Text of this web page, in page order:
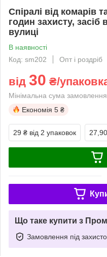
Спіралі від комарів
годин захисту,
вулиці
В наявності
Код: sm202
Опт і роздріб
від 30 ₴/
Мінімальна сума
Економія 5 ₴
29 ₴ від 2 упаковок
Що таке купити з
Замовлення під